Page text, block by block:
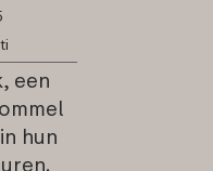
een
hun